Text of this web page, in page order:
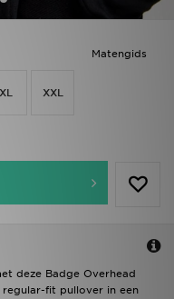
Matengids
XL XXL
deze Badge Overhead
fit pullover in een